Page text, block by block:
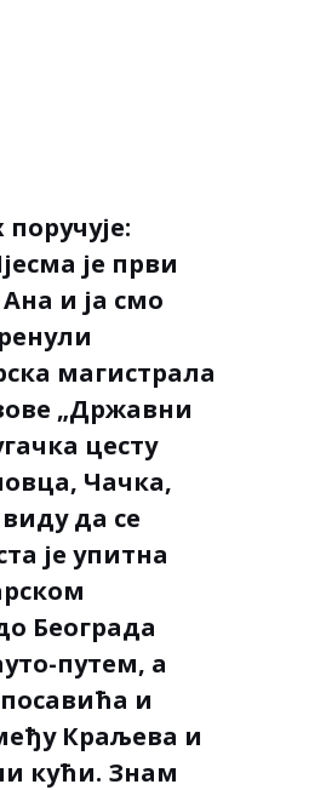
је први
и ја смо
магистрала
„Државни
цесту
Чачка,
да се
је упитна
Београда
путем, а
и
Краљева и
кући. Знам